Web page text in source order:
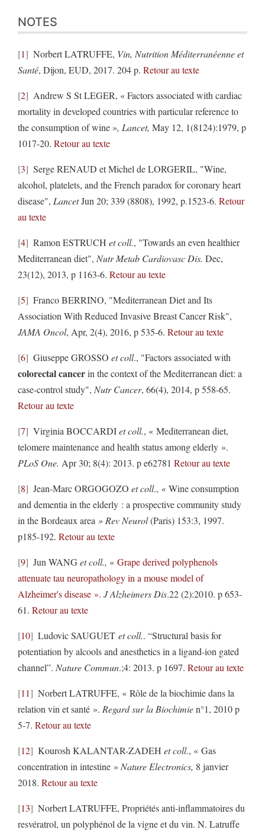
NOTES
1 Norbert LATRUFFE, Vin, Nutrition Méditerranéenne et
Santé, Dijon, EUD, 2017. 204 p. Retour au texte
2
Andrew S St LEGER, « Factors associated with cardiac
mortality in developed countries with particular reference to
the consumption of wine », Lancet, May 12, 1(8124):1979, p
1017-20. Retour au texte
3
Serge RENAUD et Michel de LORGERIL, "Wine,
alcohol, platelets, and the French paradox for coronary heart
disease", LancetJun 20; 339 (8808), 1992, p.1523-6. Retour
au texte
4 Ramon ESTRUCH et coll., "Towards an even healthier
Mediterranean diet", Nutr Metab Cardiovasc Dis. Dec,
23(12), 2013, p 1163-6. Retour au texte
5
Franco BERRINO, "Mediterranean Diet and Its
Association With Reduced Invasive Breast Cancer Risk",
JAMA Oncol, Apr, 2(4), 2016, p 535-6. Retour au texte
6 Giuseppe GROSSO et coll., "Factors associated with
colorectal cancerin the context of the Mediterranean diet: a
case-control study", NutrCancer, 66(4), 2014, p 558-65.
Retour au texte
7 Virginia BOCCARDIet coll., « Mediterranean diet,
telomere maintenance and health status among elderly ».
PLoS One. Apr 30; 8(4): 2013. p e62781 Retour au texte
8 Jean-Marc ORGOGOZO et coll., «Wine consumption
and dementia in the elderly : a prospective community study
in the Bordeaux area » Rev Neurol(Paris) 153:3, 1997.
p185-192. Retour au texte
9 Jun WANGet coll., « Grape derived polyphenols
attenuate tau neuropathology in a mouse model of
Alzheimer's disease ». J Alzheimers Dis.22 (2):2010. p 653-
61. Retour au texte
10 Ludovic SAUGUET et coll.. “Structural basis for
potentiation by alcools and anesthetics in a ligand-ion gated
channel”. Nature Commun.;4: 2013. p 1697. Retour au texte
11
Norbert LATRUFFE, « Rôle de la biochimie dans la
relation vin et santé ». Regard sur la Biochimien°1, 2010 p
5-7. Retour au texte
12 Kourosh KALANTAR-ZADEH et coll., « Gas
concentration in intestine » Nature Electronics, 8 janvier
2018. Retour au texte
13
Norbert LATRUFFE, Propriétés anti-inflammatoires du
resvératrol, un polyphénol de la vigne et du vin. N. Latruffe